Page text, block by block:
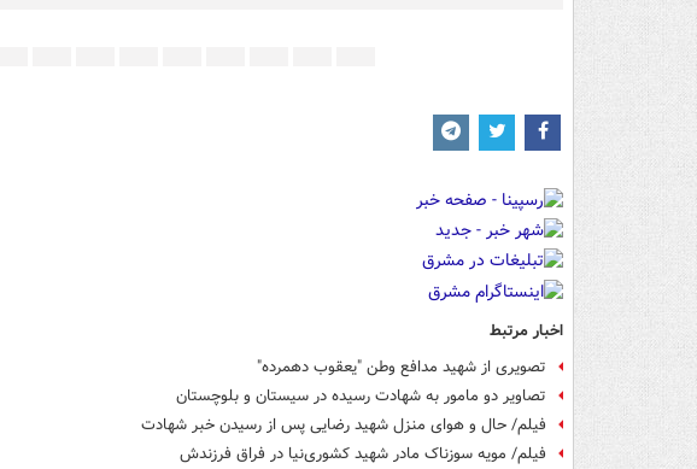
اخبار مرتبط
تصویری از شهید مدافع وطن "یعقوب دهمرده"
تصاویر دو مامور به شهادت رسیده در سیستان و بلوچستان
فیلم/ حال و هوای منزل شهید رضایی پس از رسیدن خبر شهادت
فیلم/ مویه سوزناک مادر شهید کشوری‌نیا در فراق فرزندش